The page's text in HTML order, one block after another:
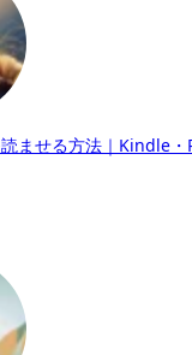
ませる方法｜Kindle・